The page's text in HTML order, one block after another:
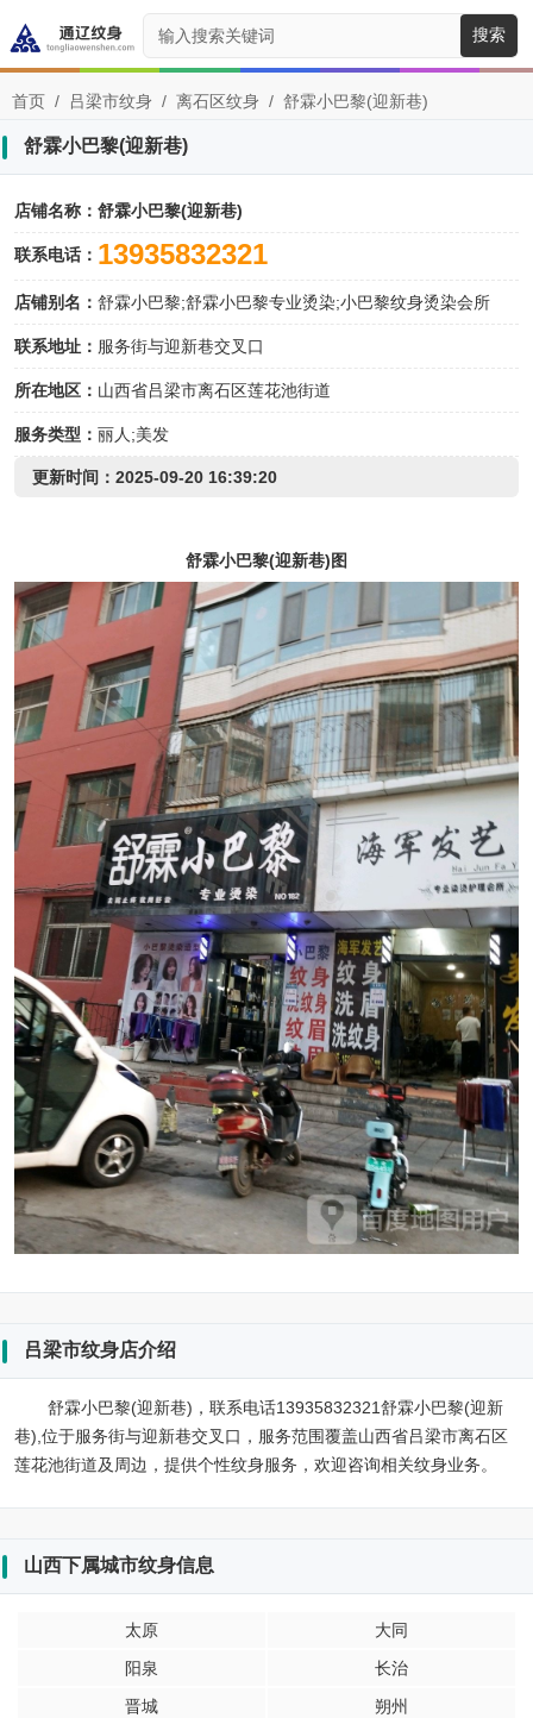
搜索
首页 / 吕梁市纹身 / 离石区纹身 / 舒霖小巴黎(迎新巷)
舒霖小巴黎(迎新巷)
店铺名称： 舒霖小巴黎(迎新巷)
联系电话： 13935832321
店铺别名： 舒霖小巴黎;舒霖小巴黎专业烫染;小巴黎纹身烫染会所
联系地址： 服务街与迎新巷交叉口
所在地区： 山西省吕梁市离石区莲花池街道
服务类型： 丽人;美发
更新时间：2025-09-20 16:39:20
舒霖小巴黎(迎新巷)图
吕梁市纹身店介绍
舒霖小巴黎(迎新巷)，联系电话13935832321舒霖小巴黎(迎新
巷),位于服务街与迎新巷交叉口，服务范围覆盖山西省吕梁市离石区
莲花池街道及周边，提供个性纹身服务，欢迎咨询相关纹身业务。
山西下属城市纹身信息
太原
大同
阳泉
长治
晋城
朔州